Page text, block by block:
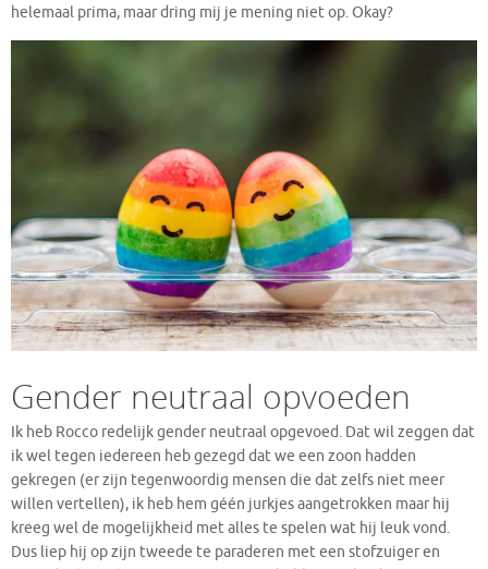
helemaal prima, maar dring mij je mening niet op. Okay?
Gender neutraal opvoeden
Ik heb Rocco redelijk gender neutraal opgevoed. Dat wil zeggen dat
ik wel tegen iedereen heb gezegd dat we een zoon hadden
gekregen (er zijn tegenwoordig mensen die dat zelfs niet meer
willen vertellen), ik heb hem géén jurkjes aangetrokken maar hij
kreeg wel de mogelijkheid met alles te spelen wat hij leuk vond.
Dus liep hij op zijn tweede te paraderen met een stofzuiger en